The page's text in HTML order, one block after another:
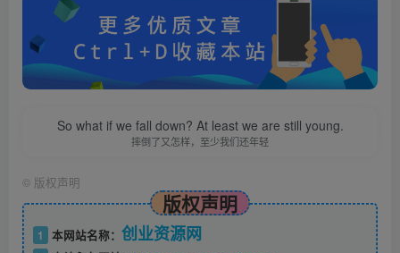
So what if we fall down? At least we are still young.
摔倒了又怎样，至少我们还年轻
© 版权声明
版权声明
1 本网站名称： 创业资源网